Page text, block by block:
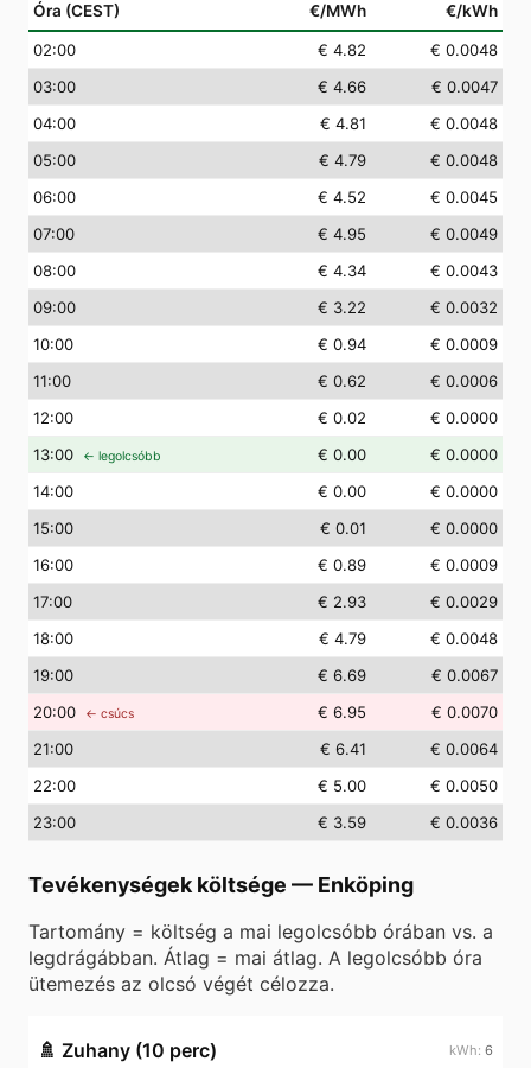
Óra (CEST) €/MWh €/kWh
02:00 € 4.82
€ 0.0048
03:00 € 4.66
€ 0.0047
04:00 € 4.81
€ 0.0048
05:00 € 4.79
€ 0.0048
06:00 € 4.52
€ 0.0045
07:00 € 4.95
€ 0.0049
08:00 € 4.34
€ 0.0043
09:00 € 3.22
€ 0.0032
10:00 € 0.94
€ 0.0009
11:00 € 0.62
€ 0.0006
12:00 € 0.02
€ 0.0000
13:00 ← legolcsóbb € 0.00
€ 0.0000
14:00 € 0.00
€ 0.0000
15:00 € 0.01
€ 0.0000
16:00 € 0.89
€ 0.0009
17:00 € 2.93
€ 0.0029
18:00 € 4.79
€ 0.0048
19:00 € 6.69
€ 0.0067
20:00 ← csúcs € 6.95
€ 0.0070
21:00 € 6.41
€ 0.0064
22:00 € 5.00
€ 0.0050
23:00 € 3.59 € 0.0036
Tevékenységek költsége — Enköping
Tartomány = költség a mai legolcsóbb órában vs. a
legdrágábban. Átlag = mai átlag. A legolcsóbb óra
ütemezés az olcsó végét célozza.
🚿 Zuhany (10 perc) 6